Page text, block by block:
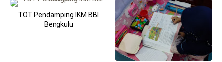
TOT Pendamping IKM BBI
Bengkulu